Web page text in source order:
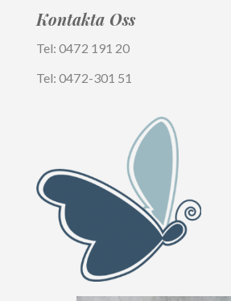
Kontakta Oss
Tel: 0472 191 20
Tel: 0472-301 51